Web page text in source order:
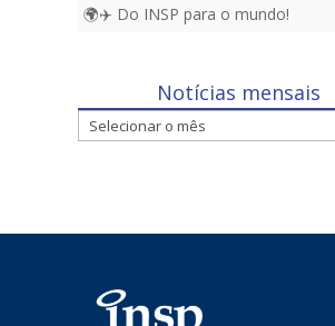
🌍✈️ Do INSP para o mundo!
Notícias mensais
Notícias
mensais